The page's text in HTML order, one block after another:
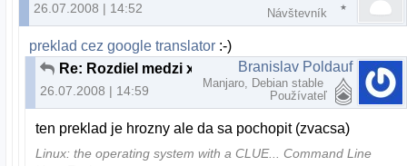
26.07.2008 | 14:52 Návštevník
preklad cez google translator :-)
Re: Rozdiel medzi x86 a 64 bitovou verziou
26.07.2008 | 14:59
Branislav Poldauf
Manjaro, Debian stable
Používateľ
ten preklad je hrozny ale da sa pochopit (zvacsa)
Linux: the operating system with a CLUE... Command Line